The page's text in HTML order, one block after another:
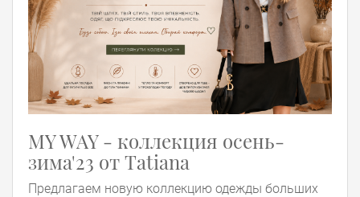
MY WAY - коллекция осень-
зима'23 от Tatiana
Предлагаем новую коллекцию одежды больших